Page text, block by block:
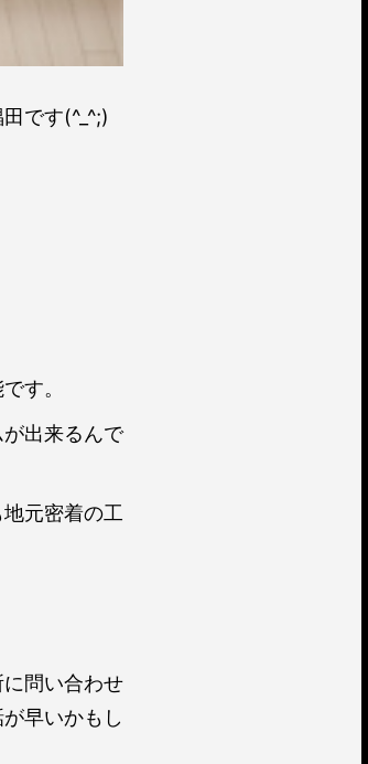
です(^_^;)
す。
出来るんで
元密着の工
問い合わせ
早いかもし